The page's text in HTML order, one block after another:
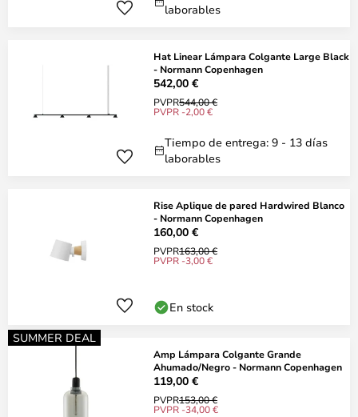
laborables
Hat Linear Lámpara Colgante Large Black
- Normann Copenhagen
542,00 €
PVPR544,00 €
PVPR -2,00 €
Tiempo de entrega: 9 - 13 días
laborables
Rise Aplique de pared Hardwired Blanco
- Normann Copenhagen
160,00 €
PVPR163,00 €
PVPR -3,00 €
En stock
SUMMER DEAL
Amp Lámpara Colgante Grande
Ahumado/Negro - Normann Copenhagen
119,00 €
PVPR153,00 €
PVPR -34,00 €